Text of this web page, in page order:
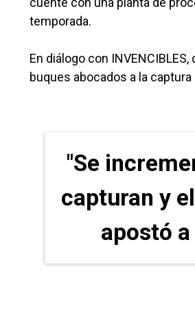
temporada.
En diálogo con
buques abocados a la
"Se
capturan y
apostó